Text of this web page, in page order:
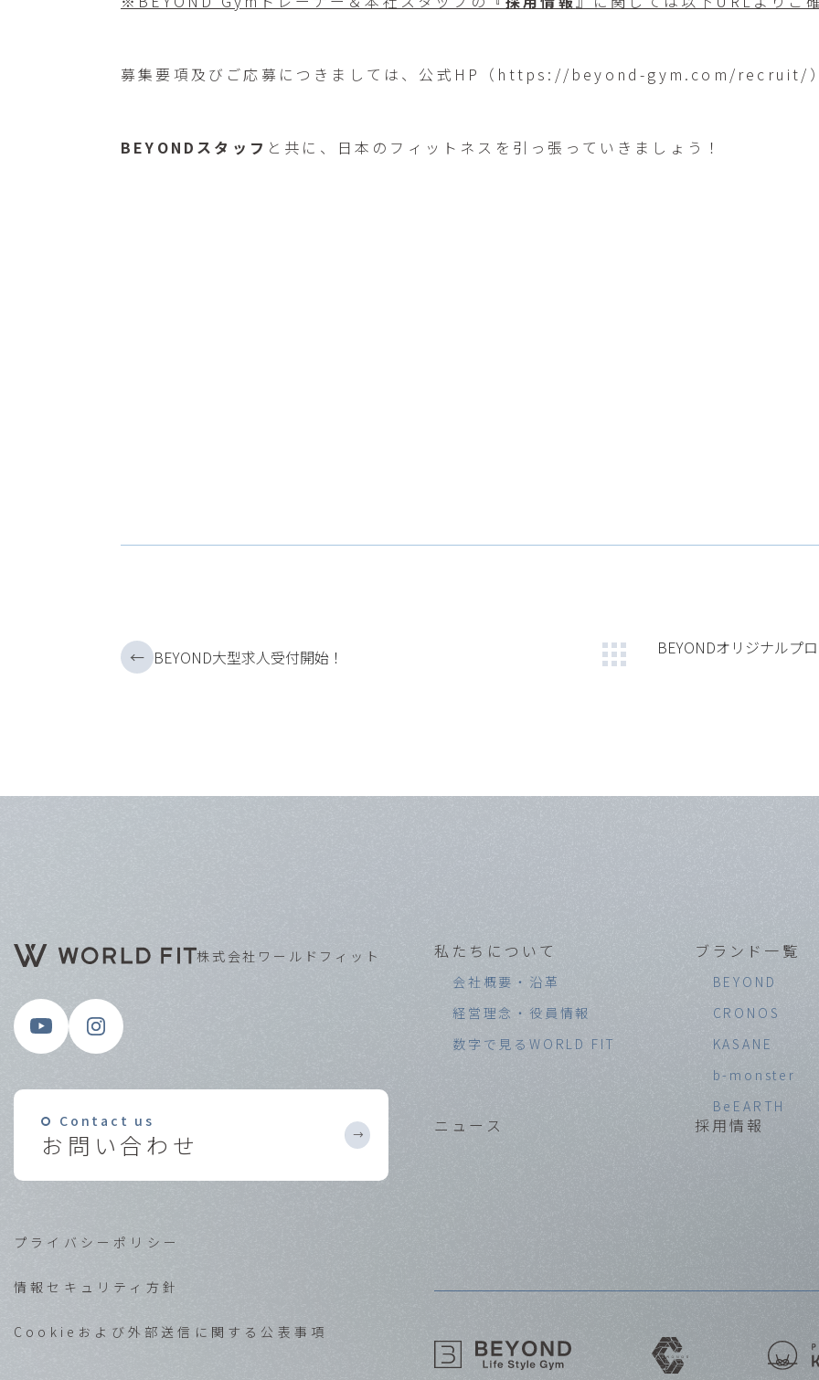
募集要項及びご応募につきましては、公式HP（ https://beyond-gym.com/recruit/ ）
BEYONDスタッフ と共に、日本のフィットネスを引っ張っていきましょう！
← BEYOND大型求人受付開始！
BEYONDオリジナルプ
株式会社ワールドフィット 私たちについて
会社概要・沿革
経営理念・役員情報
数字で見るWORLD FIT
ブランド一覧
BEYOND
CRONOS
KASANE
b-monster
BeEARTH
ニュース 採用情報
Contact us
お問い合わせ
プライバシーポリシー
情報セキュリティ方針
Cookieおよび外部送信に関する公表事項